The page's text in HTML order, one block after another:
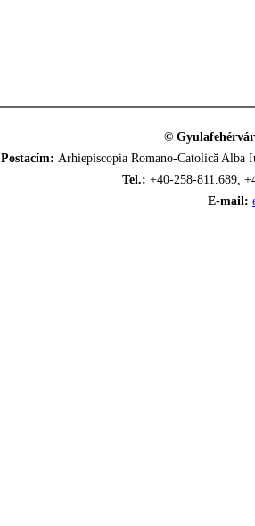
©
Postacím: Arhiepiscopia Romano-Catolică
Tel.: +40-258-811.689,
E-mail: